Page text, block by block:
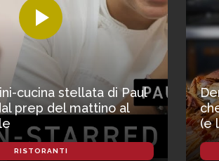
cucina stellata di Paul
prep del mattino al
RISTORANTI
(e